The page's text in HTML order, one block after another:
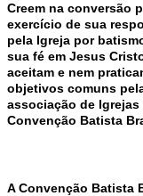
Creem na conversão
exercício de sua
pela Igreja por
sua fé em Jesus
aceitam e nem
objetivos comuns
associação de
Convenção Batista
A Convenção Batista